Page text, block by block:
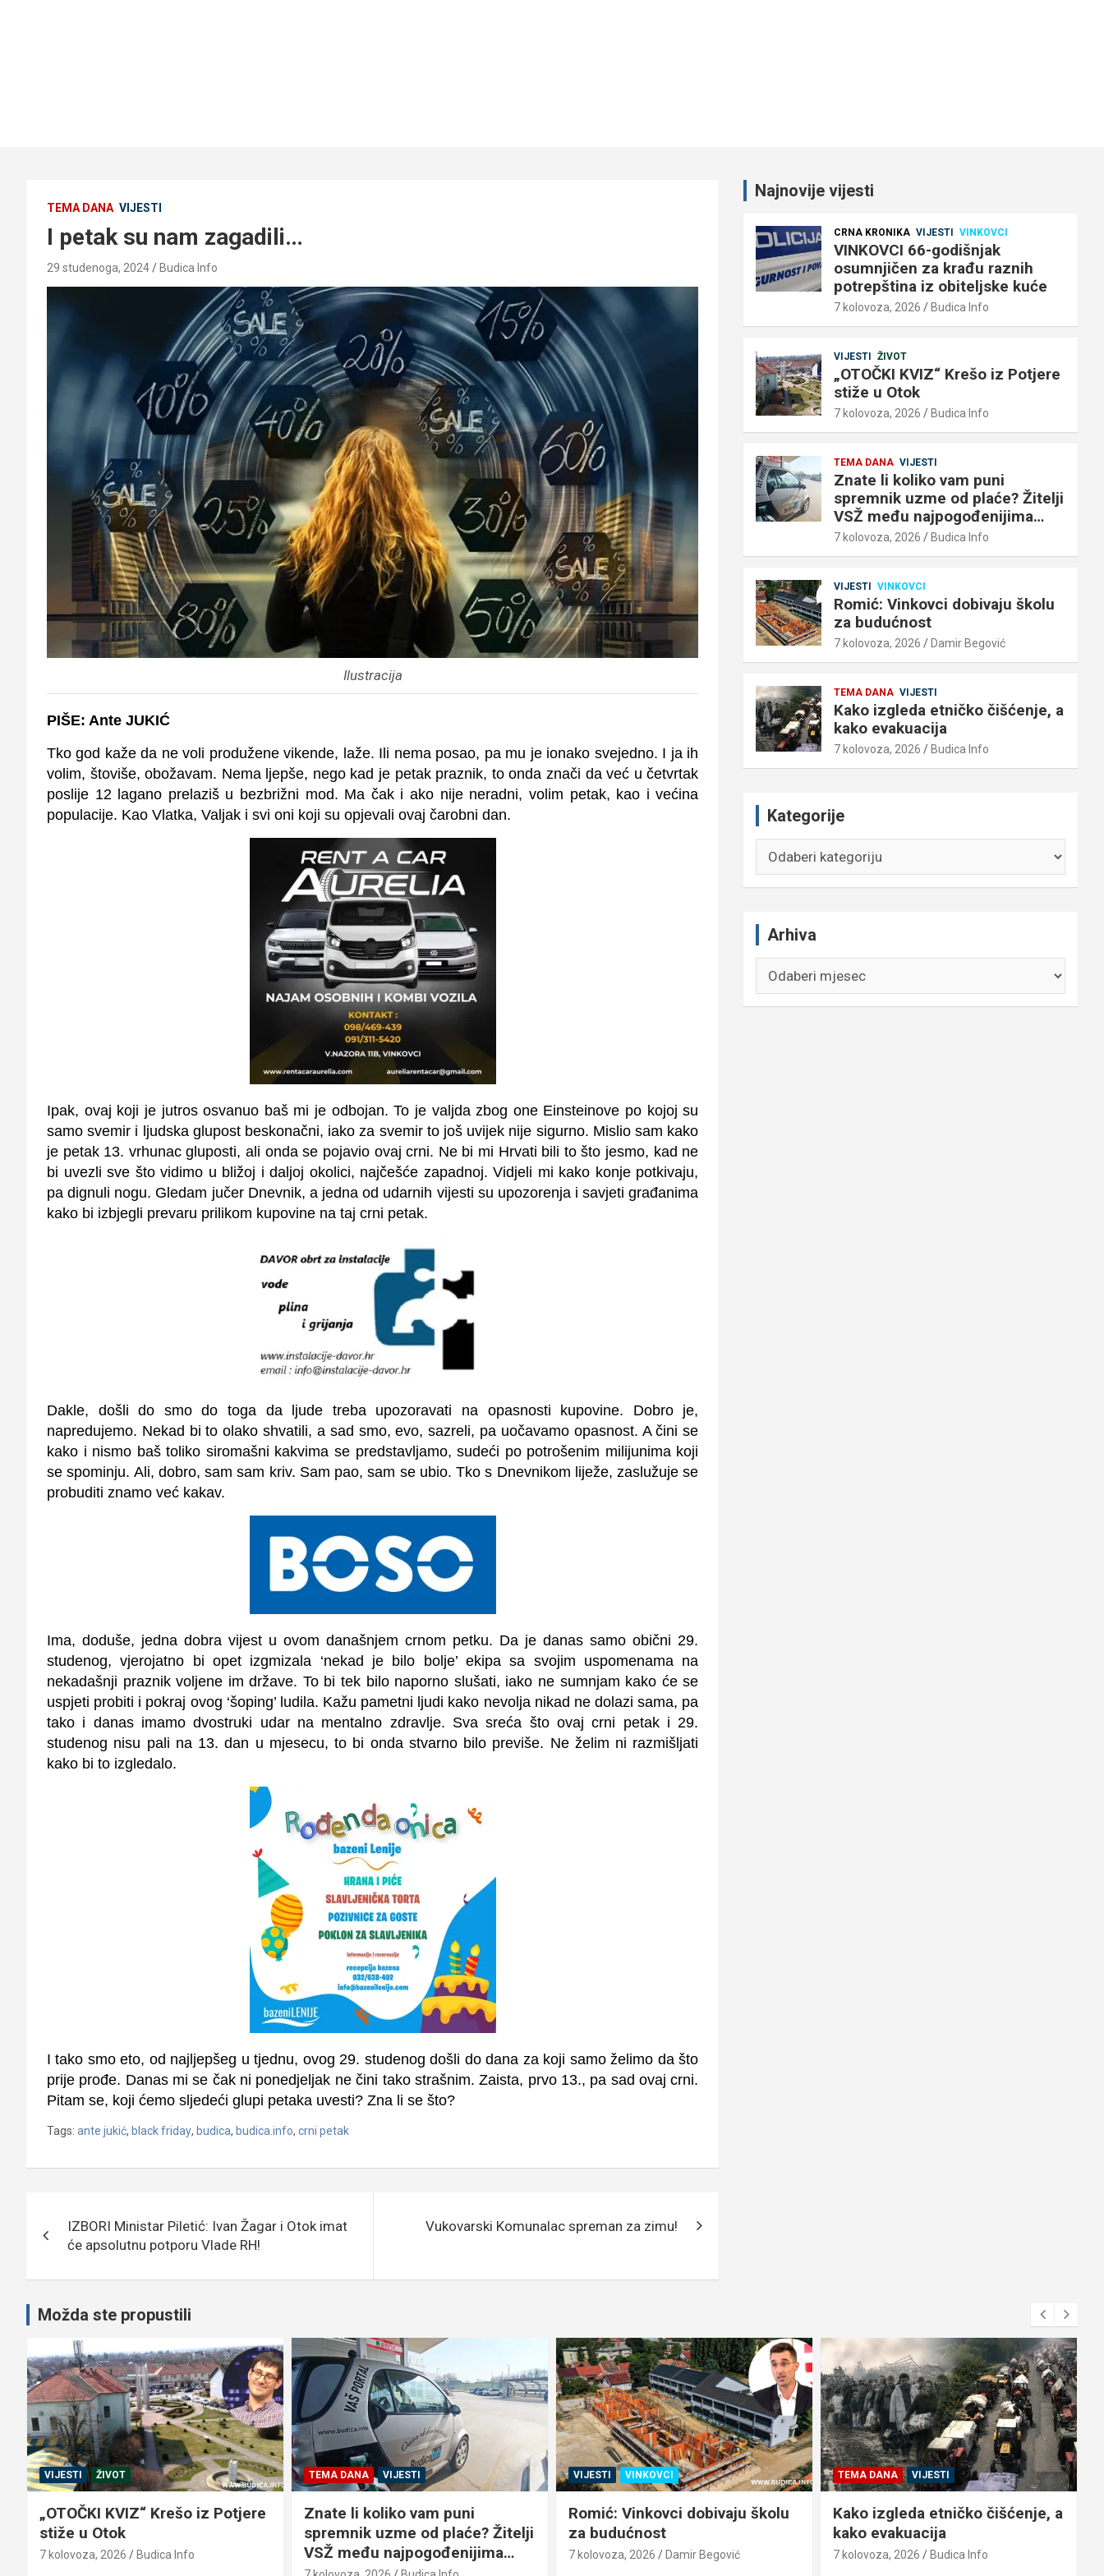
TEMA DANA VIJESTI
I petak su nam zagadili…
29 studenoga, 2024 Budica Info
Ilustracija
PIŠE: Ante JUKIĆ
Tko god kaže da ne voli produžene vikende, laže. Ili nema posao, pa mu je ionako svejedno. I ja ih
volim, štoviše, obožavam. Nema ljepše, nego kad je petak praznik, to onda znači da već u četvrtak
poslije 12 lagano prelaziš u bezbrižni mod. Ma čak i ako nije neradni, volim petak, kao i većina
populacije. Kao Vlatka, Valjak i svi oni koji su opjevali ovaj čarobni dan.
Ipak, ovaj koji je jutros osvanuo baš mi je odbojan. To je valjda zbog one Einsteinove po kojoj su
samo svemir i ljudska glupost beskonačni, iako za svemir to još uvijek nije sigurno. Mislio sam kako
je petak 13. vrhunac gluposti, ali onda se pojavio ovaj crni. Ne bi mi Hrvati bili to što jesmo, kad ne
bi uvezli sve što vidimo u bližoj i daljoj okolici, najčešće zapadnoj. Vidjeli mi kako konje potkivaju,
pa dignuli nogu. Gledam jučer Dnevnik, a jedna od udarnih vijesti su upozorenja i savjeti građanima
kako bi izbjegli prevaru prilikom kupovine na taj crni petak.
Dakle, došli do smo do toga da ljude treba upozoravati na opasnosti kupovine. Dobro je,
napredujemo. Nekad bi to olako shvatili, a sad smo, evo, sazreli, pa uočavamo opasnost. A čini se
kako i nismo baš toliko siromašni kakvima se predstavljamo, sudeći po potrošenim milijunima koji
se spominju. Ali, dobro, sam sam kriv. Sam pao, sam se ubio. Tko s Dnevnikom liježe, zaslužuje se
probuditi znamo već kakav.
Ima, doduše, jedna dobra vijest u ovom današnjem crnom petku. Da je danas samo obični 29.
studenog, vjerojatno bi opet izgmizala ‘nekad je bilo bolje’ ekipa sa svojim uspomenama na
nekadašnji praznik voljene im države. To bi tek bilo naporno slušati, iako ne sumnjam kako će se
uspjeti probiti i pokraj ovog ‘šoping’ ludila. Kažu pametni ljudi kako nevolja nikad ne dolazi sama, pa
tako i danas imamo dvostruki udar na mentalno zdravlje. Sva sreća što ovaj crni petak i 29.
studenog nisu pali na 13. dan u mjesecu, to bi onda stvarno bilo previše. Ne želim ni razmišljati
kako bi to izgledalo.
I tako smo eto, od najljepšeg u tjednu, ovog 29. studenog došli do dana za koji samo želimo da što
prije prođe. Danas mi se čak ni ponedjeljak ne čini tako strašnim. Zaista, prvo 13., pa sad ovaj crni.
Pitam se, koji ćemo sljedeći glupi petaka uvesti? Zna li se što?
Tags: ante jukić, black friday, budica, budica.info, crni petak
objava
IZBORI Ministar Piletić: Ivan Žagar i Otok imat
će apsolutnu potporu Vlade RH!
Vukovarski Komunalac spreman za zimu!
Najnovije vijesti
CRNA KRONIKA VIJESTI VINKOVCI
VINKOVCI 66-godišnjak
osumnjičen za krađu raznih
potrepština iz obiteljske kuće
7 kolovoza, 2026 Budica Info
VIJESTI ŽIVOT
„OTOČKI KVIZ“ Krešo iz Potjere
stiže u Otok
7 kolovoza, 2026 Budica Info
TEMA DANA VIJESTI
Znate li koliko vam puni
spremnik uzme od plaće? Žitelji
VSŽ među najpogođenijima…
7 kolovoza, 2026 Budica Info
VIJESTI VINKOVCI
Romić: Vinkovci dobivaju školu
za budućnost
7 kolovoza, 2026 Damir Begović
TEMA DANA VIJESTI
Kako izgleda etničko čišćenje, a
kako evakuacija
7 kolovoza, 2026 Budica Info
Kategorije
Arhiva
Možda ste propustili
VIJESTI ŽIVOT
„OTOČKI KVIZ“ Krešo iz Potjere
stiže u Otok
7 kolovoza, 2026 Budica Info
TEMA DANA VIJESTI
Znate li koliko vam puni
spremnik uzme od plaće? Žitelji
VSŽ među najpogođenijima…
VIJESTI VINKOVCI
Romić: Vinkovci dobivaju školu
za budućnost
7 kolovoza, 2026 Damir Begović
TEMA DANA VIJESTI
Kako izgleda etničko čišćenje, a
kako evakuacija
7 kolovoza, 2026 Budica Info